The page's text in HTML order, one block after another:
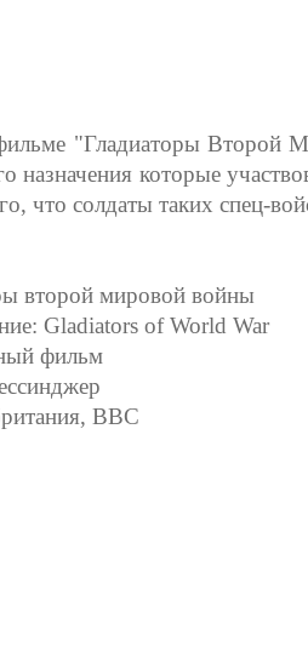
"Гладиаторы Второй
назначения которые
что солдаты таких спец-
второй мировой войны
Gladiators of World War
фильм
BBC